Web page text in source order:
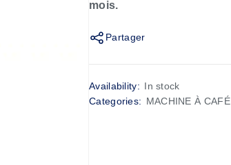
mois.
Partager
Availability: In stock
Categories: MACHINE À CAFÉ